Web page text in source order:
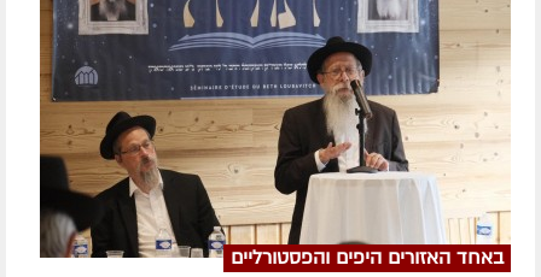
באחד האזורים היפים והפסטורליים